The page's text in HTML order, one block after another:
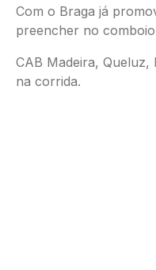
Com o Braga já
preencher no
CAB Madeira, Queluz,
na corrida.